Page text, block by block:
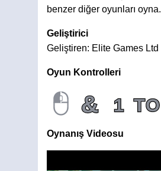
benzer diğer oyunları oyna.
Geliştirici
Geliştiren: Elite Games Ltd
Oyun Kontrolleri
& 1 TO
Oynanış Videosu